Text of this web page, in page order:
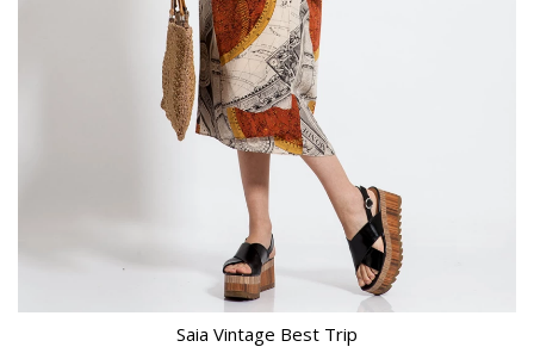
Saia Vintage Best Trip